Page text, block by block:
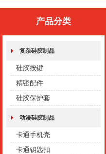
产品分类
复杂硅胶制品
硅胶按键
精密配件
硅胶保护套
动漫硅胶制品
卡通手机壳
卡通钥匙扣